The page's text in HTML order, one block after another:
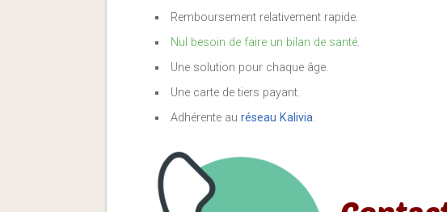
Remboursement relativement rapide.
Nul besoin de faire un bilan de santé.
Une solution pour chaque âge.
Une carte de tiers payant.
Adhérente auréseau Kalivia.